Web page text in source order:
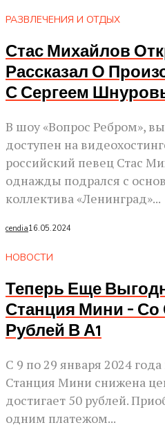
РАЗВЛЕЧЕНИЯ И ОТДЫХ
Стас Михайлов
Рассказал О
С Сергеем
В шоу «Вопрос Ребром»,
доступен на
российский певец Стас
однажды подрался с
коллектива «Ленинград»...
cendia16.05.2024
НОВОСТИ
Теперь Еще
Станция Мини – Со
Рублей В А1
С 9 по 29 января 2024
Станция Мини снижена
достигает 50 рублей.
одним платежом...